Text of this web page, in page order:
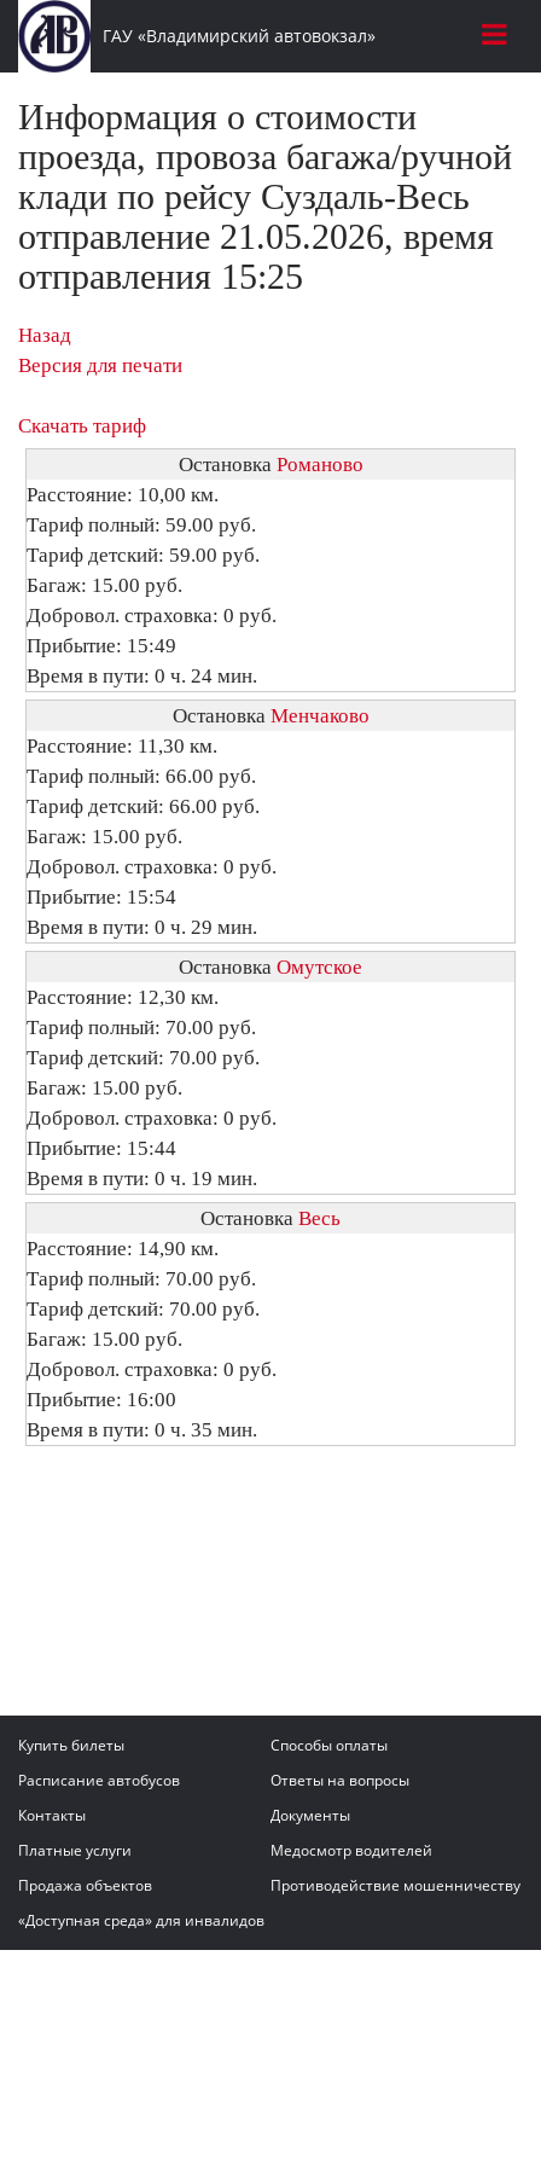
ГАУ «Владимирский автовокзал»
Информация о стоимости
проезда, провоза багажа/ручной
клади по рейсу Суздаль-Весь
отправление 21.05.2026, время
отправления 15:25
Назад
Версия для печати
Скачать тариф
Остановка Романово
Расстояние: 10,00 км.
Тариф полный: 59.00 руб.
Тариф детский: 59.00 руб.
Багаж: 15.00 руб.
Добровол. страховка: 0 руб.
Прибытие: 15:49
Время в пути: 0 ч. 24 мин.
Остановка Менчаково
Расстояние: 11,30 км.
Тариф полный: 66.00 руб.
Тариф детский: 66.00 руб.
Багаж: 15.00 руб.
Добровол. страховка: 0 руб.
Прибытие: 15:54
Время в пути: 0 ч. 29 мин.
Остановка Омутское
Расстояние: 12,30 км.
Тариф полный: 70.00 руб.
Тариф детский: 70.00 руб.
Багаж: 15.00 руб.
Добровол. страховка: 0 руб.
Прибытие: 15:44
Время в пути: 0 ч. 19 мин.
Остановка Весь
Расстояние: 14,90 км.
Тариф полный: 70.00 руб.
Тариф детский: 70.00 руб.
Багаж: 15.00 руб.
Добровол. страховка: 0 руб.
Прибытие: 16:00
Время в пути: 0 ч. 35 мин.
Купить билеты
Способы оплаты
Расписание автобусов
Ответы на вопросы
Контакты
Документы
Платные услуги
Медосмотр водителей
Продажа объектов
Противодействие мошенничеству
«Доступная среда» для инвалидов